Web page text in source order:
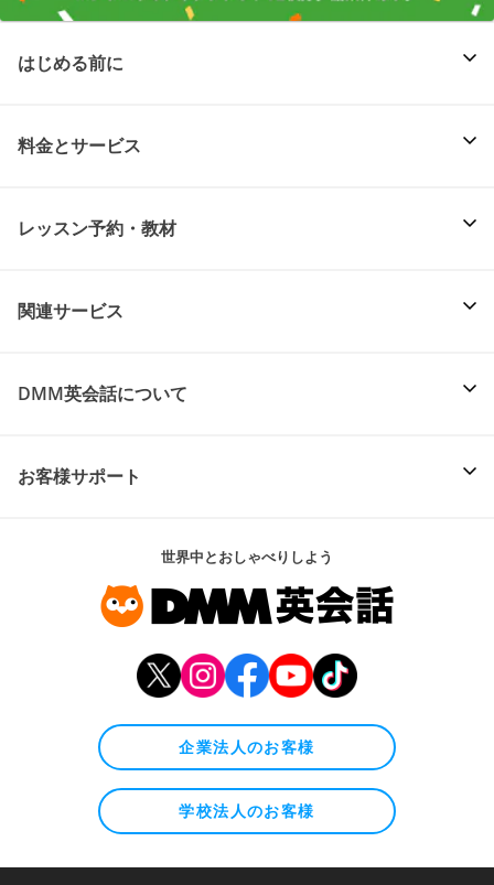
はじめる前に
料金とサービス
レッスン予約・教材
関連サービス
DMM英会話について
お客様サポート
世界中とおしゃべりしよう
企業法人のお客様
学校法人のお客様